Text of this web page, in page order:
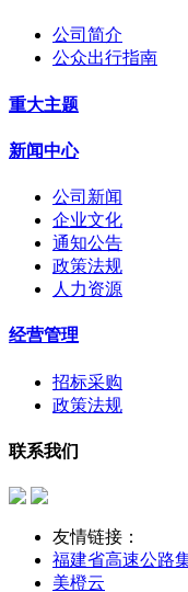
公司简介
公众出行指南
重大主题
新闻中心
公司新闻
企业文化
通知公告
政策法规
人力资源
经营管理
招标采购
政策法规
联系我们
友情链接：
福建省高速公路
美橙云